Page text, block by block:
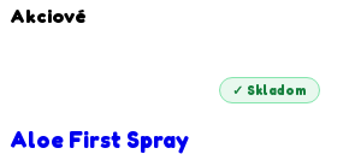
Akciové
✓ Skladom
Aloe First Spray